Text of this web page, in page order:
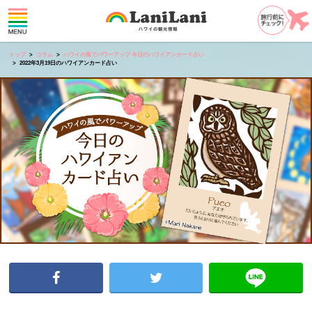
トップ コラム
ハワイの風でパワーアップ 今日のハワイアンカード占い
2022年3月19日のハワイアンカード占い